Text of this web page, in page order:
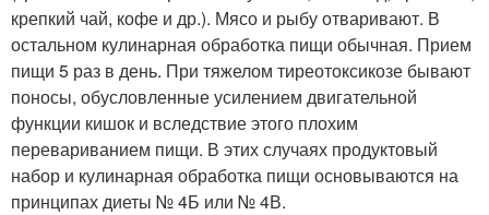
крепкий чай, кофе и др.). Мясо и рыбу отваривают. В
остальном кулинарная обработка пищи обычная. Прием
пищи 5 раз в день. При тяжелом тиреотоксикозе бывают
поносы, обусловленные усилением двигательной
функции кишок и вследствие этого плохим
перевариванием пищи. В этих случаях продуктовый
набор и кулинарная обработка пищи основываются на
принципах диеты № 4Б или № 4В.